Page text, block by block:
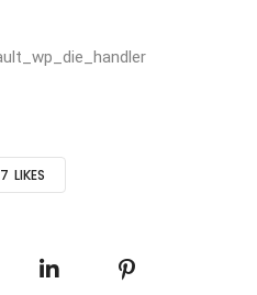
7 LIKES